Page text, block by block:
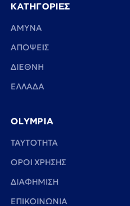
ΚΑΤΗΓΟΡΙΕΣ
ΑΜΥΝΑ
ΑΠΟΨΕΙΣ
ΔΙΕΘΝΗ
ΕΛΛΑΔΑ
OLYMPIA
TAYTOTHTA
ΟΡΟΙ ΧΡΗΣΗΣ
ΔΙΑΦΗΜΙΣΗ
ΕΠΙΚΟΙΝΩΝΙΑ